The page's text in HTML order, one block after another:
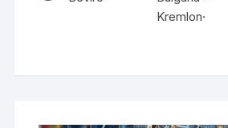
Kremlon·